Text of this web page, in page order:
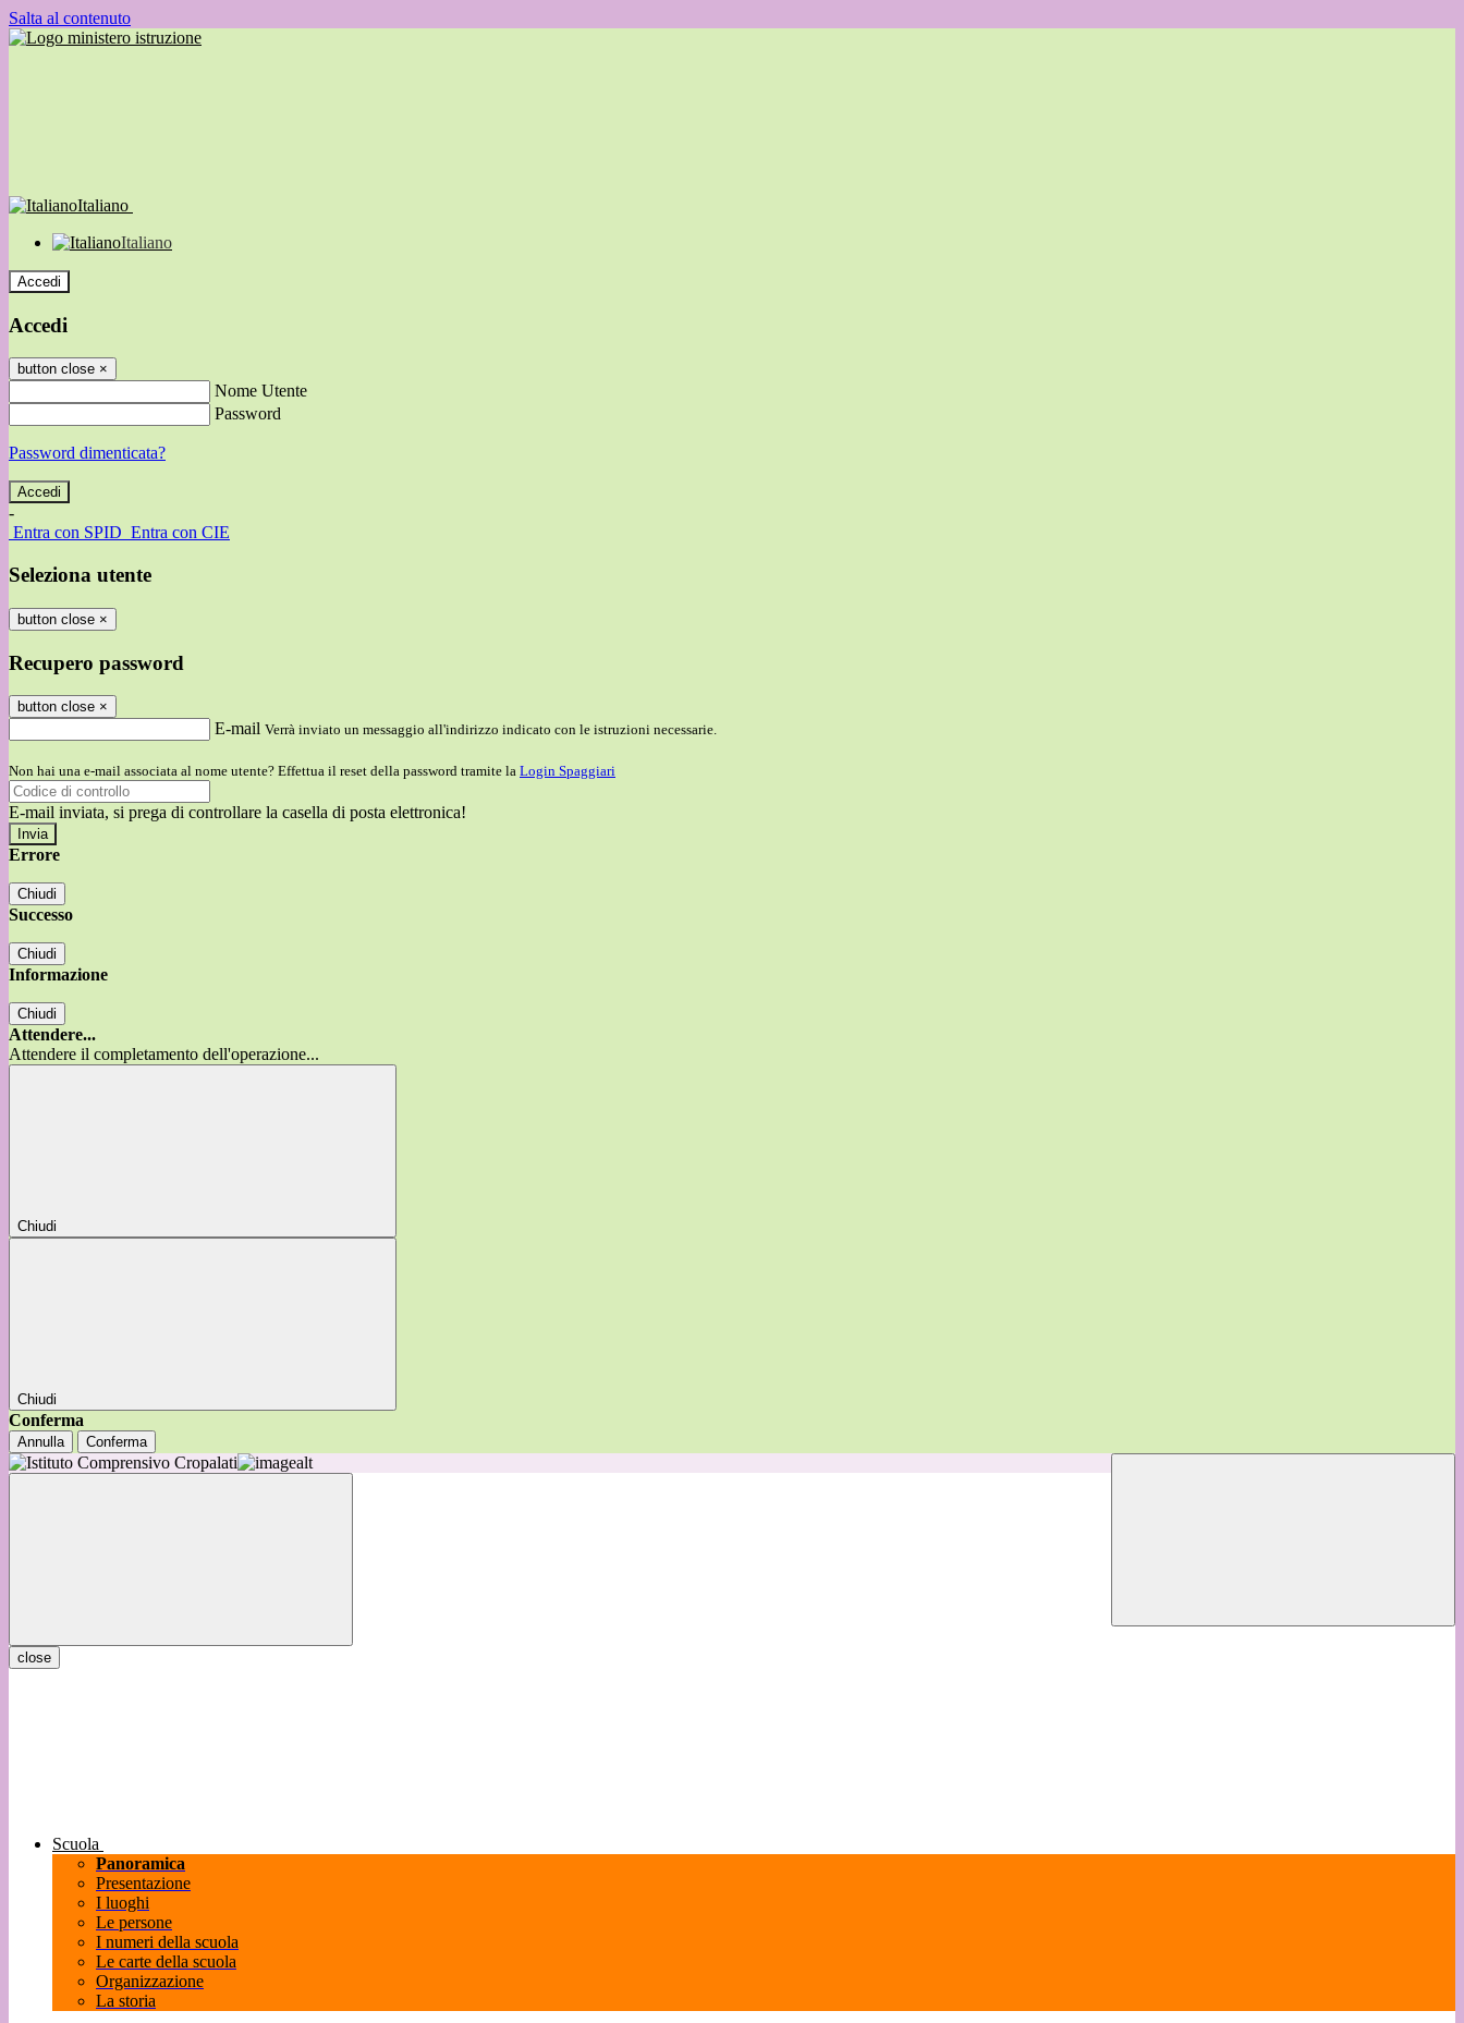
Salta al contenuto
Italiano
Italiano
Accedi
Accedi
button close ×
Nome Utente
Password
Password dimenticata?
-
Entra con SPID Entra con CIE
Seleziona utente
button close ×
Recupero password
button close ×
E-mail Verrà inviato un messaggio all'indirizzo indicato con le istruzioni necessarie.
Non hai una e-mail associata al nome utente? Effettua il reset della password tramite la Login Spaggiari
E-mail inviata, si prega di controllare la casella di posta elettronica!
Errore
Chiudi
Successo
Chiudi
Informazione
Chiudi
Attendere...
Attendere il completamento dell'operazione...
Chiudi
Chiudi
Conferma
Annulla Conferma
close
Scuola
Panoramica
Presentazione
I luoghi
Le persone
I numeri della scuola
Le carte della scuola
Organizzazione
La storia